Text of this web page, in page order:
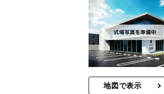
地図で表示